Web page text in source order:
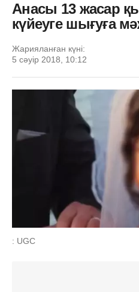
Анасы 13 жасар
күйеуге шығуға
Жарияланған күні:
5 сәуір 2018, 10:12
: UGC